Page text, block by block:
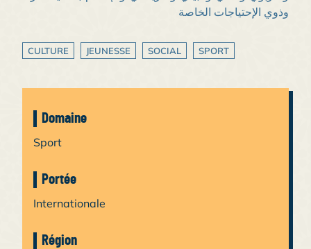
وذوي الإحتياجات الخاصة
CULTURE JEUNESSE SOCIAL SPORT
Domaine
Sport
Portée
Internationale
Région